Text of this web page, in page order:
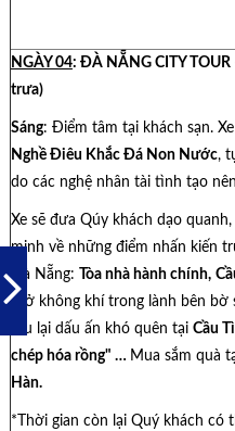
NGÀY 04: ĐÀ NẴNG CITY
trưa)
Sáng: Điểm tâm tại khách sạn.
Nghề Điêu Khắc Đá Non Nước,
do các nghệ nhân tài tình tạo
Xe sẽ đưa Qúy khách dạo
minh về những điểm nhấn kiến
Đà Nẵng:
Tòa nhà hành chính,
thở không khí trong lành bên bờ
lưu lại dấu ấn khó quên tại Cầu
chép hóa rồng" … Mua sắm quà
Hàn.
*Thời gian còn lại Quý khách có